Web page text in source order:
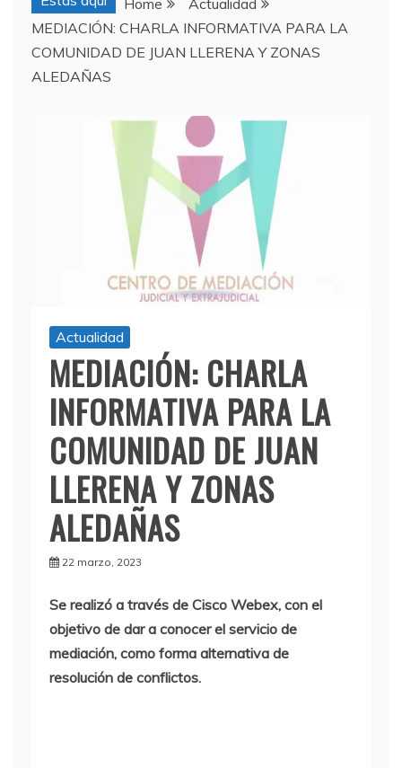
Home
Actualidad
MEDIACIÓN: CHARLA INFORMATIVA PARA LA
COMUNIDAD DE JUAN LLERENA Y ZONAS
ALEDAÑAS
Actualidad
MEDIACIÓN: CHARLA
INFORMATIVA PARA LA
COMUNIDAD DE JUAN
LLERENA Y ZONAS
ALEDAÑAS
22 marzo, 2023
Se realizó a través de Cisco Webex, con el
objetivo de dar a conocer el servicio de
mediación, como forma alternativa de
resolución de conflictos.